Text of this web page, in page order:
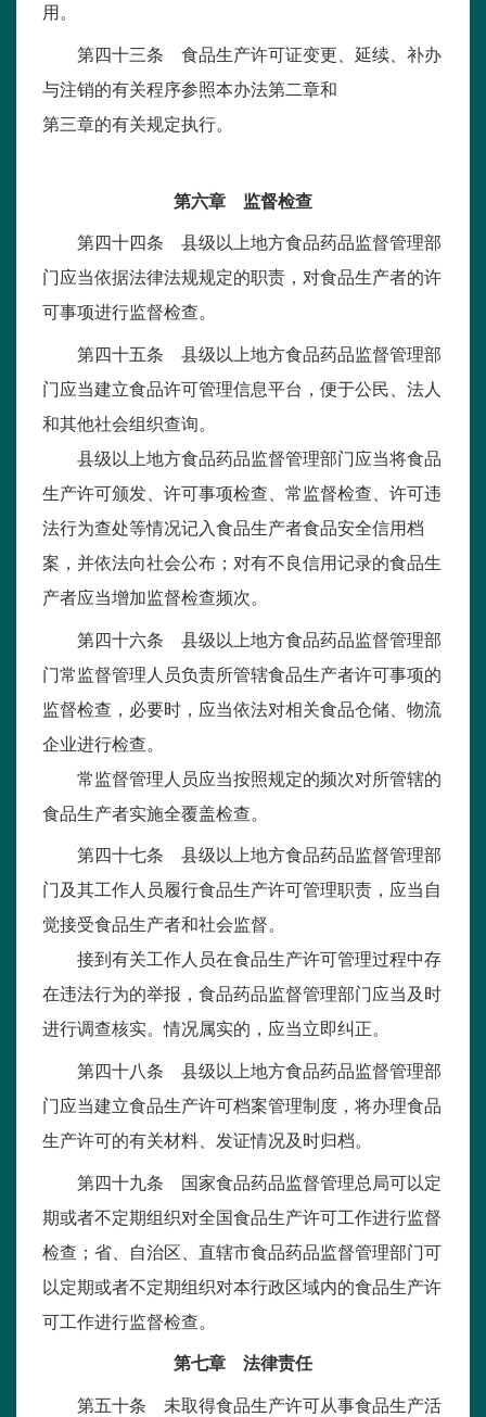
用。
第四十三条 食品生产许可证变更、延续、补办
与注销的有关程序参照本办法第二章和
第三章的有关规定执行。
第六章 监督检查
第四十四条 县级以上地方食品药品监督管理部
门应当依据法律法规规定的职责，对食品生产者的许
可事项进行监督检查。
第四十五条 县级以上地方食品药品监督管理部
门应当建立食品许可管理信息平台，便于公民、法人
和其他社会组织查询。
县级以上地方食品药品监督管理部门应当将食品
生产许可颁发、许可事项检查、常监督检查、许可违
法行为查处等情况记入食品生产者食品安全信用档
案，并依法向社会公布；对有不良信用记录的食品生
产者应当增加监督检查频次。
第四十六条 县级以上地方食品药品监督管理部
门常监督管理人员负责所管辖食品生产者许可事项的
监督检查，必要时，应当依法对相关食品仓储、物流
企业进行检查。
常监督管理人员应当按照规定的频次对所管辖的
食品生产者实施全覆盖检查。
第四十七条 县级以上地方食品药品监督管理部
门及其工作人员履行食品生产许可管理职责，应当自
觉接受食品生产者和社会监督。
接到有关工作人员在食品生产许可管理过程中存
在违法行为的举报，食品药品监督管理部门应当及时
进行调查核实。情况属实的，应当立即纠正。
第四十八条 县级以上地方食品药品监督管理部
门应当建立食品生产许可档案管理制度，将办理食品
生产许可的有关材料、发证情况及时归档。
第四十九条 国家食品药品监督管理总局可以定
期或者不定期组织对全国食品生产许可工作进行监督
检查；省、自治区、直辖市食品药品监督管理部门可
以定期或者不定期组织对本行政区域内的食品生产许
可工作进行监督检查。
第七章 法律责任
第五十条 未取得食品生产许可从事食品生产活